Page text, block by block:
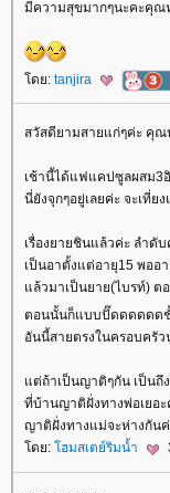
มีความสุขมากๆนะคะคุณ
ดย: tanjira
สวัสดียามสายแก่ๆค่ะ คุณ
เช้านี้ได้แฟแคปซูลผสม3
นี่ยังจุกๆอยู่เลยค่ะ จะเที่ยง
เรื่องยายชินแล้วค่ะ ลำดั
เป็นอาตั้งแต่อายุ15 พออ
ล้วมาเป็นยาย(ไบรท์) ต
ตอนนั้นก็แบบปั๊ดดดดดดชั้
อันนี้สายตรงในครอบครัว
ต่ถ้าเป็นญาติๆกัน เป็นถึ
ที่บ้านญาติฝั่งทางพ่อเยอ
ญาติฝั่งทางแม่จะห่างกัน
ดย: ฮมสเตย์ริมน้ำ